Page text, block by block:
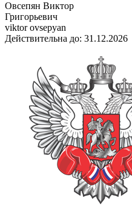
Овсепян Виктор
Григорьевич
viktor ovsepyan
Действительна до: 31.12.2026